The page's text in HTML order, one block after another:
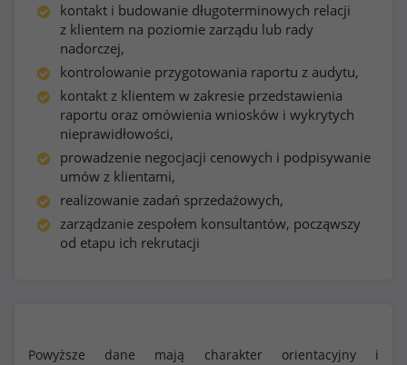
kontakt i budowanie długoterminowych relacji
z klientem na poziomie zarządu lub rady
nadorczej,
kontrolowanie przygotowania raportu z audytu,
kontakt z klientem w zakresie przedstawienia
raportu oraz omówienia wniosków i wykrytych
nieprawidłowości,
prowadzenie negocjacji cenowych i podpisywanie
umów z klientami,
realizowanie zadań sprzedażowych,
zarządzanie zespołem konsultantów, począwszy
od etapu ich rekrutacji
Powyższe dane mają charakter orientacyjny i